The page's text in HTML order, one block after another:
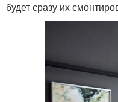
будет сразу их